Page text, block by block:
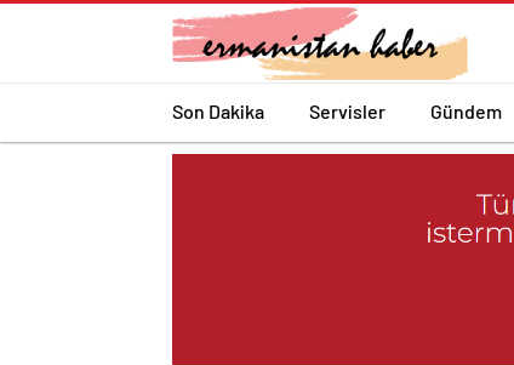
Son Dakika Servisler Gündem